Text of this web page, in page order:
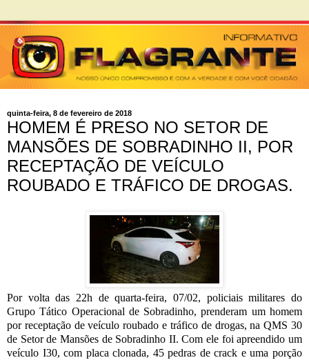
quinta-feira, 8 de fevereiro de 2018
HOMEM É PRESO NO SETOR DE
MANSÕES DE SOBRADINHO II, POR
RECEPTAÇÃO DE VEÍCULO
ROUBADO E TRÁFICO DE DROGAS.
Por volta das 22h de quarta-feira, 07/02, policiais militares do
Grupo Tático Operacional de Sobradinho, prenderam um homem
por receptação de veículo roubado e tráfico de drogas, na QMS 30
de Setor de Mansões de Sobradinho II. Com ele foi apreendido um
veículo I30, com placa clonada, 45 pedras de crack e uma porção